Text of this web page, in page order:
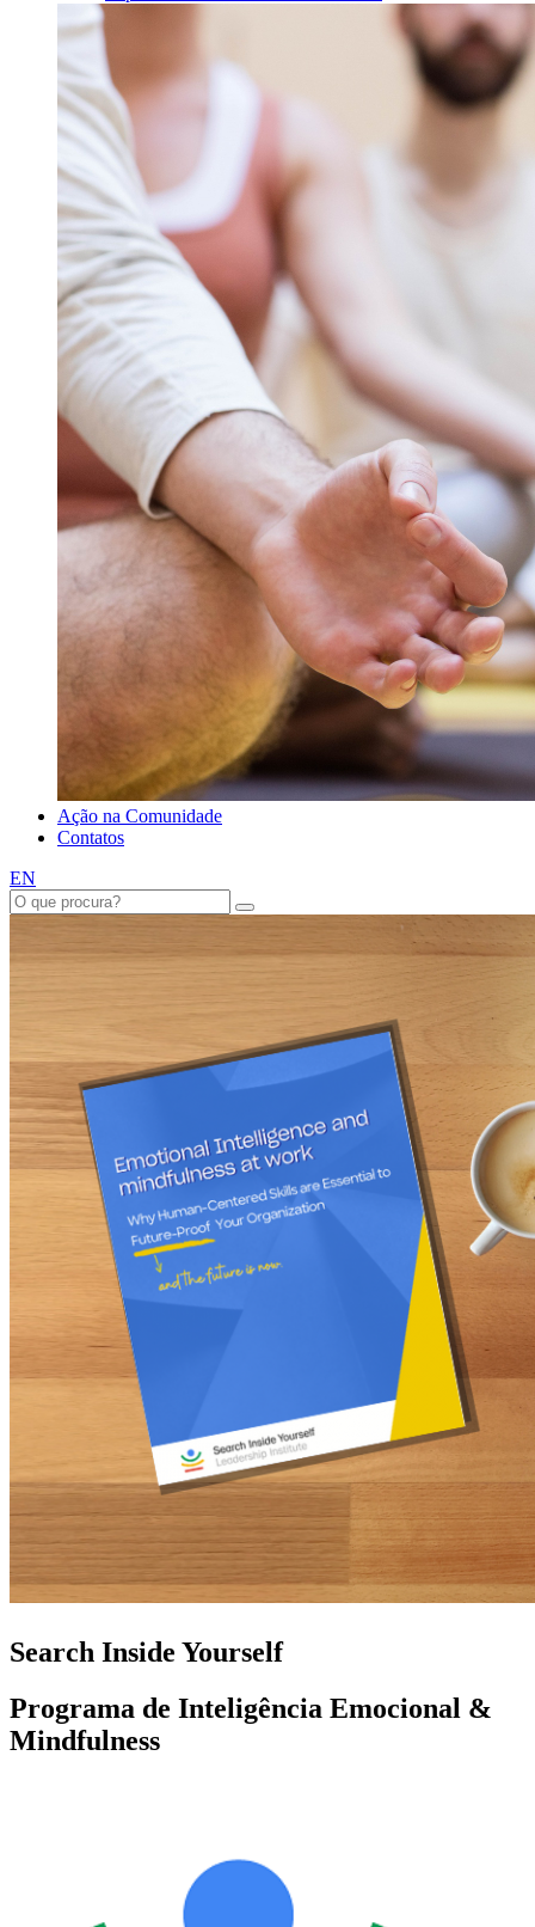
Ação na Comunidade
Contatos
EN
Search Inside Yourself
Programa de Inteligência Emocional &
Mindfulness